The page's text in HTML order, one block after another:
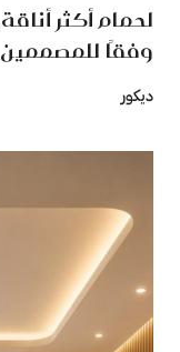
وفقًا للمصممين
ديكور